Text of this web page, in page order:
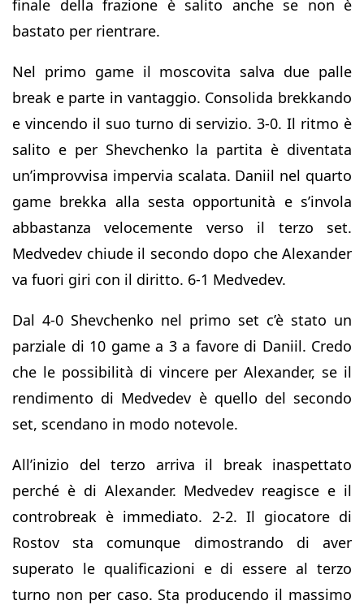
finale della frazione è salito anche se non è
bastato per rientrare.
Nel primo game il moscovita salva due palle
break e parte in vantaggio. Consolida brekkando
e vincendo il suo turno di servizio. 3-0. Il ritmo è
salito e per Shevchenko la partita è diventata
un’improvvisa impervia scalata. Daniil nel quarto
game brekka alla sesta opportunità e s’invola
abbastanza velocemente verso il terzo set.
Medvedev chiude il secondo dopo che Alexander
va fuori giri con il diritto. 6-1 Medvedev.
Dal 4-0 Shevchenko nel primo set c’è stato un
parziale di 10 game a 3 a favore di Daniil. Credo
che le possibilità di vincere per Alexander, se il
rendimento di Medvedev è quello del secondo
set, scendano in modo notevole.
All’inizio del terzo arriva il break inaspettato
perché è di Alexander. Medvedev reagisce e il
controbreak è immediato. 2-2. Il giocatore di
Rostov sta comunque dimostrando di aver
superato le qualificazioni e di essere al terzo
turno non per caso. Sta producendo il massimo